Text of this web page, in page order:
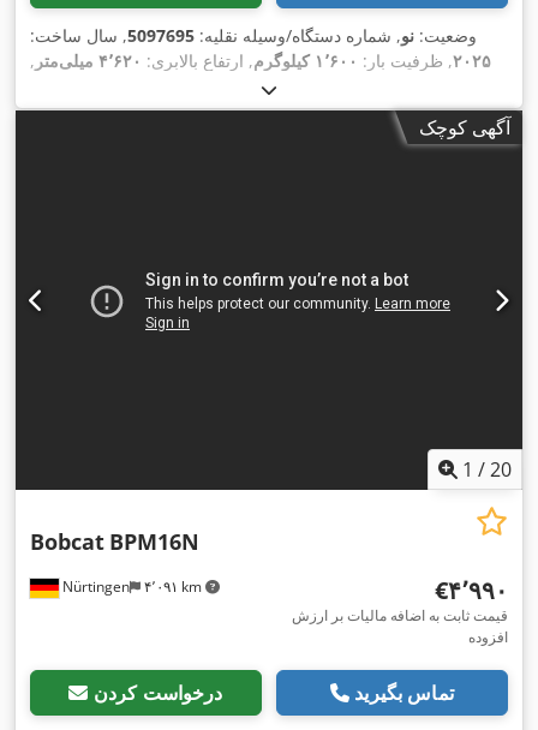
وضعیت: نو, شماره دستگاه/وسیله نقلیه: 5097695, سال ساخت:
۲۰۲۵, ظرفیت بار: ۱٬۶۰۰ کیلوگرم , ارتفاع بالابری: ۴٬۶۲۰ میلی‌متر
,
, مرکز ثقل بار:
سوخت:برقی, نوع دکل:تریپلکس, ارتفاع سازه:۲٬۱۲۰ میلی‌متر
,
, طول شاخک‌ها:۱٬۱۵۰ میلی‌متر آگهی کوچک
1 /20
Nürtingen ۴٬۰۹۱ km
Bobcat BPM16N
‎€۴٬۹۹۰
قیمت ثابت به اضافه مالیات بر ارزش
افزوده
درخواست کردن تماس بگیرید